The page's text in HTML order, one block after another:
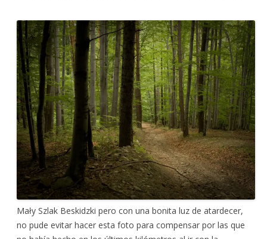
Mały Szlak Beskidzki pero con una bonita luz de atardecer,
no pude evitar hacer esta foto para compensar por las que